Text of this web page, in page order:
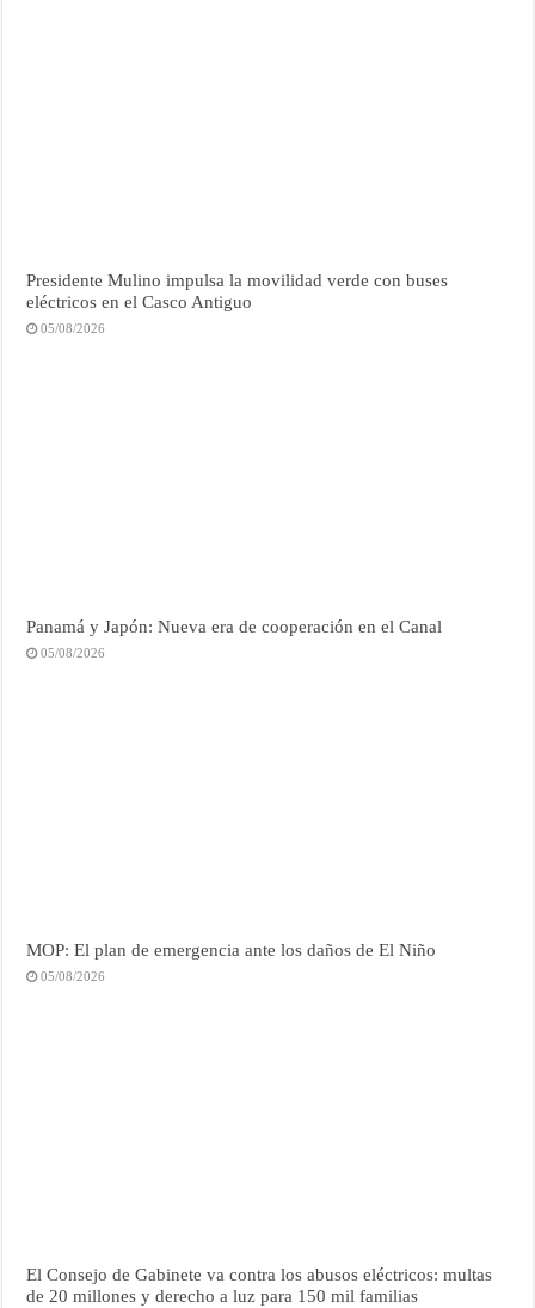
Presidente Mulino impulsa la movilidad verde con buses
eléctricos en el Casco Antiguo
05/08/2026
Panamá y Japón: Nueva era de cooperación en el Canal
05/08/2026
MOP: El plan de emergencia ante los daños de El Niño
05/08/2026
El Consejo de Gabinete va contra los abusos eléctricos: multas
de 20 millones y derecho a luz para 150 mil familias